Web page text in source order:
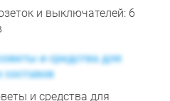
и выключателей: 6
и средства для